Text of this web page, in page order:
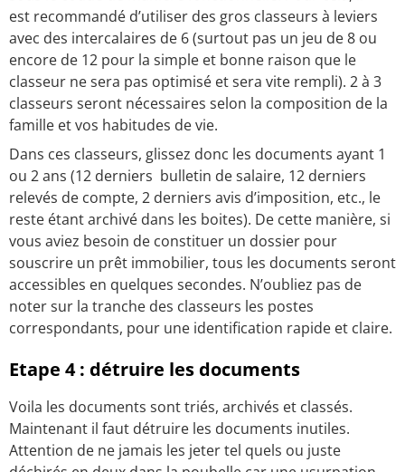
est recommandé d’utiliser des gros classeurs à leviers
avec des intercalaires de 6 (surtout pas un jeu de 8 ou
encore de 12 pour la simple et bonne raison que le
classeur ne sera pas optimisé et sera vite rempli). 2 à 3
classeurs seront nécessaires selon la composition de la
famille et vos habitudes de vie.
Dans ces classeurs, glissez donc les documents ayant 1
ou 2 ans (12 derniers bulletin de salaire, 12 derniers
relevés de compte, 2 derniers avis d’imposition, etc., le
reste étant archivé dans les boites). De cette manière, si
vous aviez besoin de constituer un dossier pour
souscrire un prêt immobilier, tous les documents seront
accessibles en quelques secondes. N’oubliez pas de
noter sur la tranche des classeurs les postes
correspondants, pour une identification rapide et claire.
Etape 4 : détruire les documents
Voila les documents sont triés, archivés et classés.
Maintenant il faut détruire les documents inutiles.
Attention de ne jamais les jeter tel quels ou juste